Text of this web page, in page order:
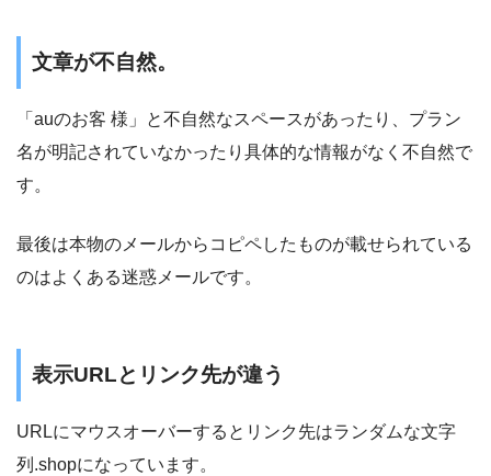
文章が不自然。
「auのお客 様」と不自然なスペースがあったり、プラン
名が明記されていなかったり具体的な情報がなく不自然で
す。
最後は本物のメールからコピペしたものが載せられている
のはよくある迷惑メールです。
表示URLとリンク先が違う
URLにマウスオーバーするとリンク先はランダムな文字
列.shopになっています。